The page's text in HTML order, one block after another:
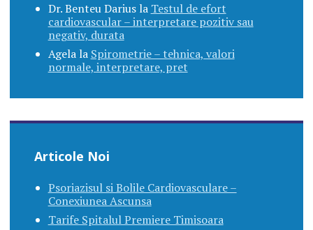
Dr. Benteu Dariusla Testul de efort
cardiovascular – interpretare pozitiv sau
negativ, durata
Agelala Spirometrie – tehnica, valori
normale, interpretare, pret
Articole Noi
Psoriazisul si Bolile Cardiovasculare –
Conexiunea Ascunsa
Tarife Spitalul Premiere Timisoara